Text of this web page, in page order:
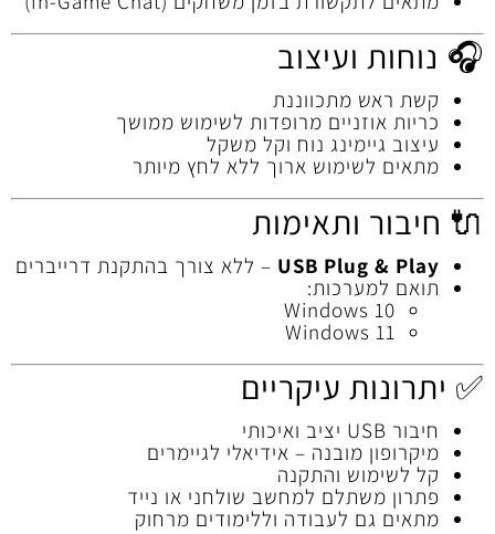
🎧 נוחות ועיצוב
קשת ראש מתכווננת
כריות אוזניים מרופדות לשימוש ממושך
עיצוב גיימינג נוח וקל משקל
מתאים לשימוש ארוך ללא לחץ מיותר
🔌 חיבור ותאימות
USB Plug & Play – ללא צורך בהתקנת דרייברים
תואם למערכות:
Windows 10
Windows 11
✅ יתרונות עיקריים
חיבור USB יציב ואיכותי
מיקרופון מובנה – אידיאלי לגיימרים
קל לשימוש והתקנה
פתרון משתלם למחשב שולחני או נייד
מתאים גם לעבודה וללימודים מרחוק